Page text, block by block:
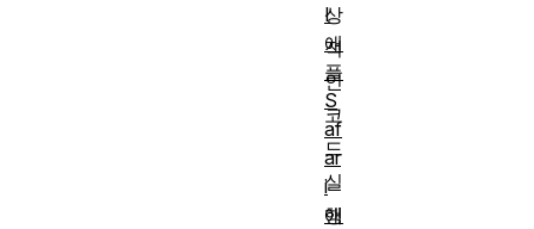
상
적
인
코
드
실
행
I
애
플
S
af
ar
i
애